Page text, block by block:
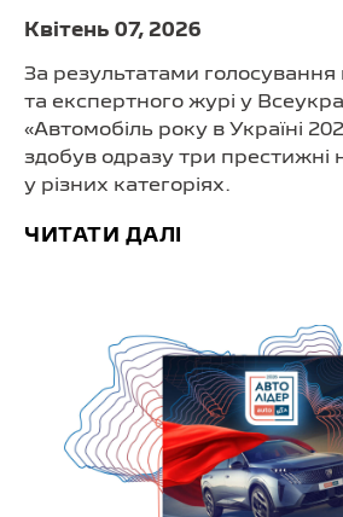
Квітень 07, 2026
За результатами голосування
та експертного журі у
«Автомобіль року в Україні
здобув одразу три престижні
у різних категоріях.
ЧИТАТИ ДАЛІ